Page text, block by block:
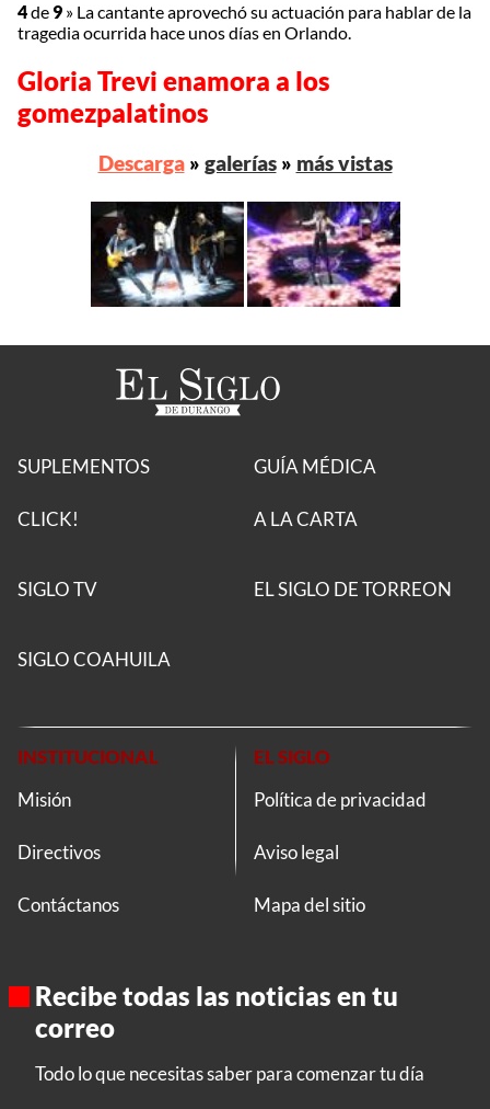
4de 9 » La cantante aprovechó su actuación para hablar de la
tragedia ocurrida hace unos días en Orlando.
Gloria Trevi enamora a los
gomezpalatinos
Descarga» galerías» más vistas
SUPLEMENTOS
CLICK!
GUÍA MÉDICA
A LA CARTA
SIGLO TV EL SIGLO DE TORREON
SIGLO COAHUILA
INSTITUCIONAL
Misión
Directivos
Contáctanos
EL SIGLO
Política de privacidad
Aviso legal
Mapa del sitio
Recibe todas las noticias en tu
correo
Todo lo que necesitas saber para comenzar tu día